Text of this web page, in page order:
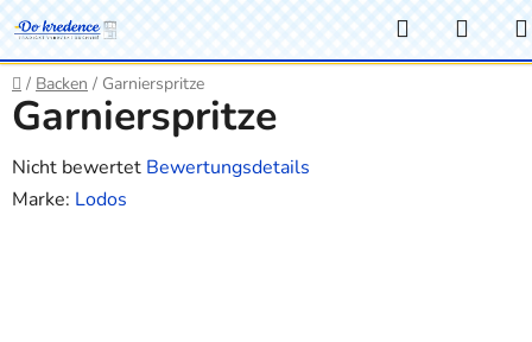
Zum
Inhalt
springen
Suchen
Startseite
/ Backen / Garnierspritze
Garnierspritze
Die
durchschnittliche
Nicht bewertet Bewertungsdetails
Marke: Lodos